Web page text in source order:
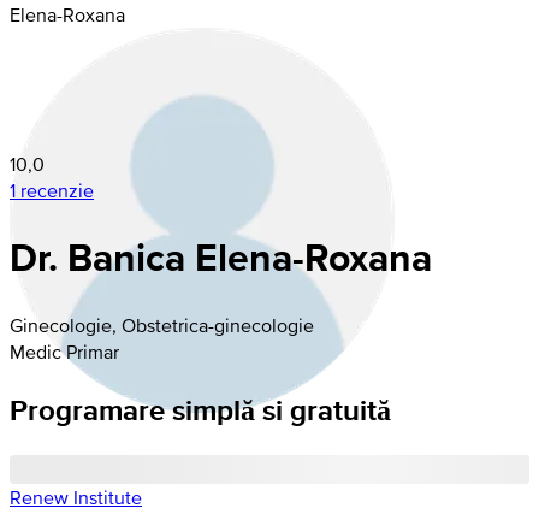
Elena-Roxana
10,0
1 recenzie
Dr. Banica Elena-Roxana
Ginecologie, Obstetrica-ginecologie
Medic Primar
Programare simplă si gratuită
Renew Institute